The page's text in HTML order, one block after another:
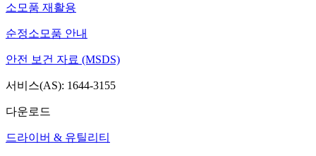
소모품 재활용
순정소모품 안내
안전 보건 자료 (MSDS)
서비스(AS): 1644-3155
다운로드
드라이버 & 유틸리티